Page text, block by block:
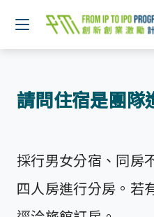
請問住宿是團隊
採行男女分宿、同房
四人房進行分房。若